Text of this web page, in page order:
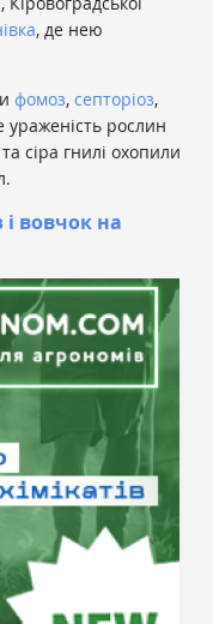
, де нею
фомоз, септоріоз,
ураженість рослин
та сіра гнилі охопили
вовчок на